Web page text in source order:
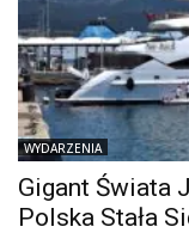
WYDARZENIA
Gigant Świata
Polska Stała